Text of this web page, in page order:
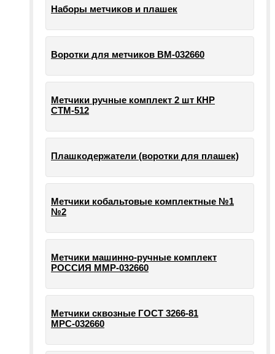
Наборы метчиков и плашек
Воротки для метчиков ВМ-032660
Метчики ручные комплект 2 шт КНР
СТМ-512
Плашкодержатели (воротки для плашек)
Метчики кобальтовые комплектные №1
№2
Метчики машинно-ручные комплект
РОССИЯ ММР-032660
Метчики сквозные ГОСТ 3266-81
МРС-032660